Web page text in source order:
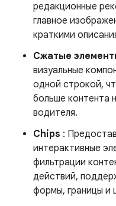
редакционные
главное
краткими
Сжатые
визуальные
одной строкой,
больше контента
водителя.
Chips :
интерактивные
фильтрации
действий,
формы, границы и